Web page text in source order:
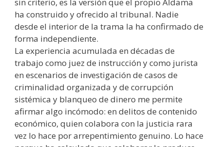
ha construido y ofrecido al tribunal. Nadie
desde el interior de la trama la ha confirmado de
forma independiente.
La experiencia acumulada en décadas de
trabajo como juez de instrucción y como jurista
en escenarios de investigación de casos de
criminalidad organizada y de corrupción
sistémica y blanqueo de dinero me permite
afirmar algo incómodo: en delitos de contenido
económico, quien colabora con la justicia rara
vez lo hace por arrepentimiento genuino. Lo hace